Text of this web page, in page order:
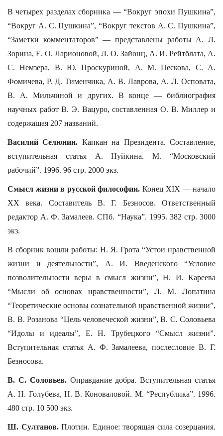
В четырех разделах сборника — “Вокруг эпохи Пушкина”,
“Вокруг А. С. Пушкина”, “Вокруг текстов А. С. Пушкина”,
“Заметки комментаторов” — представлены работы А. Л.
Зорина, Е. О. Ларионовой, Л. О. Зайонц, А. И. Рейтблата, А.
С. Немзера, В. Ю. Проскуриной, А. М. Пескова, С. А.
Фомичева, Р. Д. Тименчика, А. В. Лаврова, А. Л. Осповата,
В. А. Мильчиной и других. В конце — библиография
научных работ В. Э. Вацуро, составленная О. В. Миллер и
содержащая 207 названий.
Василий Селюнин. Капкан на Президента. Составление,
вступительная статья А. Нуйкина. М. “Московский
рабочий”. 1996. 96 стр. 2000 экз.
Смысл жизни в русской философии. Конец XIX — начало
XX века. Составитель В. Г. Безносов. Ответственный
редактор А. Ф. Замалеев. СПб. “Наука”. 1995. 382 стр. 3000
экз.
В сборник вошли работы: Н. Я. Грота “Устои нравственной
жизни и деятельности”, А. И. Введенского “Условие
позволительности веры в смысл жизни”, Н. И. Кареева
“Мысли об основах нравственности”, Л. М. Лопатина
“Теоретические основы сознательной нравственной жизни”,
В. В. Розанова “Цель человеческой жизни”, В. С. Соловьева
“Идолы и идеалы”, Е. Н. Трубецкого “Смысл жизни”.
Вступительная статья А. Ф. Замалеева, послесловие В. Г.
Безносова.
В. С. Соловьев.Оправдание добра. Вступительная статья
А. Н. Голубева, Н. В. Коноваловой. М. “Республика”. 1996.
480 стр. 10 500 экз.
Ш. Султанов.Плотин. Единое: творящая сила созерцания.